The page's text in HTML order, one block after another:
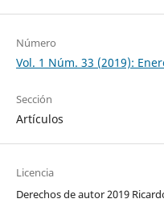
Número
Vol. 1 Núm. 33 (2019):
Sección
Artículos
Licencia
Derechos de autor 2019